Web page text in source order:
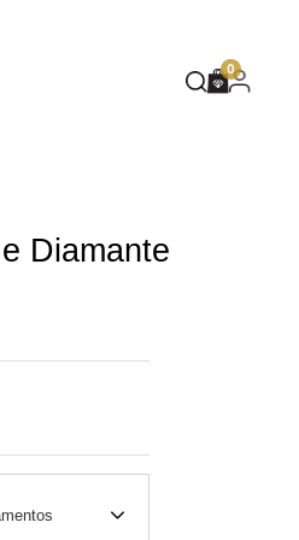
0
Diamante